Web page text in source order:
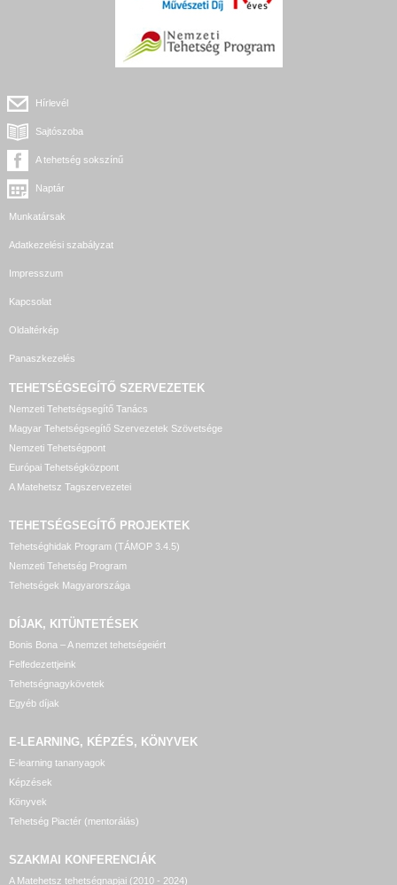
Hírlevél
Sajtószoba
A tehetség sokszínű
Naptár
Munkatársak
Adatkezelési szabályzat
Impresszum
Kapcsolat
Oldaltérkép
Panaszkezelés
TEHETSÉGSEGÍTŐ SZERVEZETEK
Nemzeti Tehetségsegítő Tanács
Magyar Tehetségsegítő Szervezetek Szövetsége
Nemzeti Tehetségpont
Európai Tehetségközpont
A Matehetsz Tagszervezetei
TEHETSÉGSEGÍTŐ PROJEKTEK
Tehetséghidak Program (TÁMOP 3.4.5)
Nemzeti Tehetség Program
Tehetségek Magyarországa
DÍJAK, KITÜNTETÉSEK
Bonis Bona – A nemzet tehetségeiért
Felfedezettjeink
Tehetségnagykövetek
Egyéb díjak
E-LEARNING, KÉPZÉS, KÖNYVEK
E-learning tananyagok
Képzések
Könyvek
Tehetség Piactér (mentorálás)
SZAKMAI KONFERENCIÁK
A Matehetsz tehetségnapjai (2010 - 2024)